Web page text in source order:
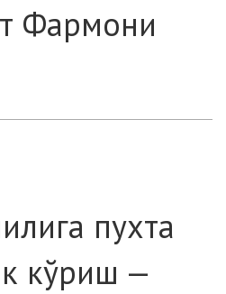
Фармони
пухта
кўриш —